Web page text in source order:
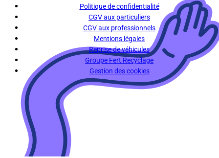
Politique de confidentialité
CGV aux particuliers
CGV aux professionnels
Mentions légales
Reprise de véhicules
Groupe Fert Recyclage
Gestion des cookies